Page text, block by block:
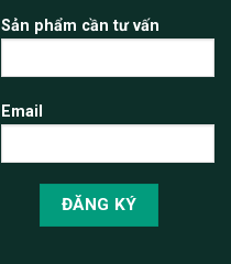
Sản phẩm cần tư vấn
Email